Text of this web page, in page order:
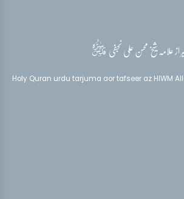
از علامہ شیخ محسن علی نجفیقدس‌سره
Holy Quran urdu tarjuma aor tafseer az HIWM